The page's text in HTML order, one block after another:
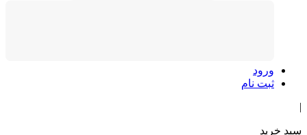
ورود
ثبت نام
سبد خرید